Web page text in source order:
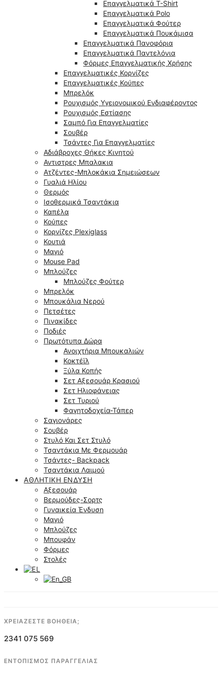
Επαγγελματικά T-Shirt
Επαγγελματικά Polo
Επαγγελματικά Φούτερ
Επαγγελματικά Πουκάμισα
Επαγγελματικά Πανοφόρια
Επαγγελματικά Παντελόνια
Φόρμες Επαγγελματικής Χρήσης
Επαγγελματικές Κορνίζες
Επαγγελματικές Κούπες
Μπρελόκ
Ρουχισμός Υγειονομικού Ενδιαφέροντος
Ρουχισμός Εστίασης
Σαμπό Για Επαγγελματίες
Σουβέρ
Τσάντες Για Επαγγελματίες
Αδιάβροχες Θήκες Κινητού
Αντιστρες Μπαλακια
Ατζέντες-Μπλοκάκια Σημειώσεων
Γυαλιά Ηλίου
Θερμός
Ισοθερμικά Τσαντάκια
Καπέλα
Κούπες
Κορνίζες Plexiglass
Κουτιά
Μαγιό
Mouse Pad
Μπλούζες
Μπλούζες Φούτερ
Μπρελόκ
Μπουκάλια Νερού
Πετσέτες
Πινακίδες
Ποδιές
Πρωτότυπα Δώρα
Ανοιχτήρια Μπουκαλιών
Κοκτέϊλ
Ξύλα Κοπής
Σετ Αξεσουάρ Κρασιού
Σετ Ηλιοφάνειας
Σετ Τυριού
Φαγητοδοχεία-Τάπερ
Σαγιονάρες
Σουβέρ
Στυλό Και Σετ Στυλό
Τσαντάκια Με Φερμουάρ
Τσάντες- Backpack
Τσαντάκια Λαιμού
ΑΘΛΗΤΙΚΉ ΈΝΔΥΣΗ
Αξεσουάρ
Βερμούδες-Σορτς
Γυναικεία Ένδυση
Μαγιό
Μπλούζες
Μπουφάν
Φόρμες
Στολές
ΧΡΕΙΑΖΕΣΤΕ ΒΟΗΘΕΙΑ;
2341 075 569
ΕΝΤΟΠΙΣΜΟΣ ΠΑΡΑΓΓΕΛΙΑΣ